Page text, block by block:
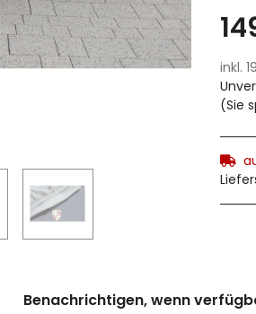
inkl.
(Sie
Benachrichtigen, wenn